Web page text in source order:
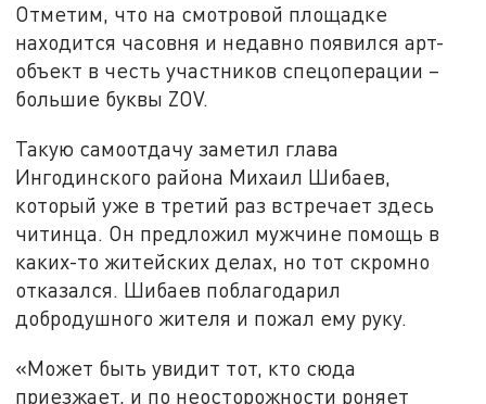
Отметим, что на смотровой площадке
находится часовня и недавно появился арт-
объект в честь участников спецоперации –
большие буквы ZOV.
Такую самоотдачу заметил глава
Ингодинского района Михаил Шибаев,
который уже в третий раз встречает здесь
читинца. Он предложил мужчине помощь в
каких-то житейских делах, но тот скромно
отказался. Шибаев поблагодарил
добродушного жителя и пожал ему руку.
«Может быть увидит тот, кто сюда
приезжает, и по неосторожности роняет